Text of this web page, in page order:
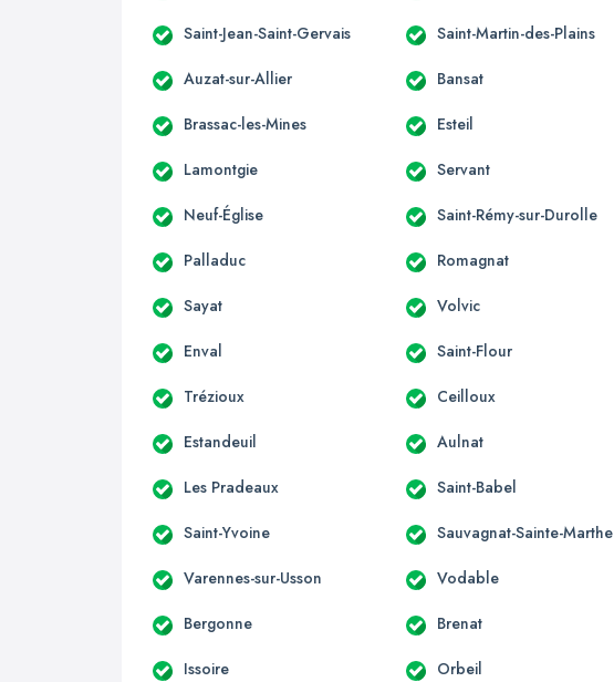
Saint-Jean-Saint-Gervais Saint-Martin-des-Plains
Auzat-sur-Allier Bansat
Brassac-les-Mines Esteil
Lamontgie Servant
Neuf-Église Saint-Rémy-sur-Durolle
Palladuc Romagnat
Sayat Volvic
Enval Saint-Flour
Trézioux Ceilloux
Estandeuil Aulnat
Les Pradeaux Saint-Babel
Saint-Yvoine Sauvagnat-Sainte-Marthe
Varennes-sur-Usson Vodable
Bergonne Brenat
Issoire Orbeil